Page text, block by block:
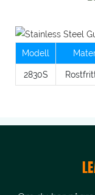
Modell
2830S